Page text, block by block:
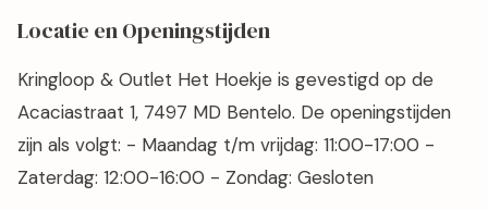
Locatie en Openingstijden
Kringloop & Outlet Het Hoekje is gevestigd op de
Acaciastraat 1, 7497 MD Bentelo. De openingstijden
zijn als volgt: - Maandag t/m vrijdag: 11:00-17:00 -
Zaterdag: 12:00-16:00 - Zondag: Gesloten